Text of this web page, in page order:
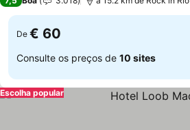
De € 60
Consulte os preços de 10 sites
Escolha popular